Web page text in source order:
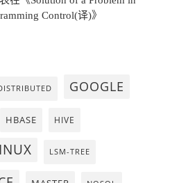
Control(译)》
GOOGLE
HBASE HIVE
LSM-TREE